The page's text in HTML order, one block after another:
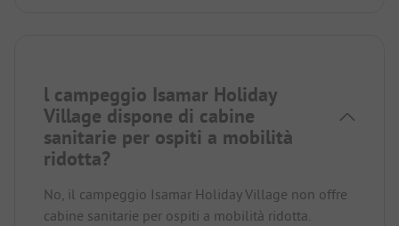
l campeggio Isamar Holiday
Village dispone di cabine
sanitarie per ospiti a mobilità
ridotta?
No, il campeggio Isamar Holiday Village non offre
cabine sanitarie per ospiti a mobilità ridotta.